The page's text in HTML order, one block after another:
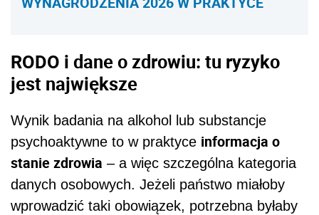
RODO i dane o zdrowiu: tu ryzyko
jest największe
Wynik badania na alkohol lub substancje
psychoaktywne to w praktyce informacja o
stanie zdrowia – a więc szczególna kategoria
danych osobowych. Jeżeli państwo miałoby
wprowadzić taki obowiązek, potrzebna byłaby